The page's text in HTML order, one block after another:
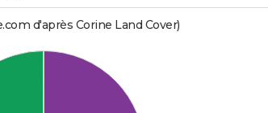
d'après Corine Land Cover)